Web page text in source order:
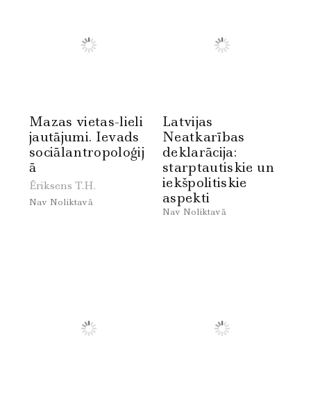
Mazas vietas-lieli
jautājumi. Ievads
sociālantropoloģij
ā
Ēriksens T.H.
Nav Noliktavā
Latvijas
Neatkarības
deklarācija:
starptautiskie un
iekšpolitiskie
aspekti
Nav Noliktavā